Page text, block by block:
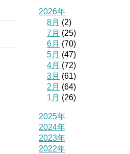
2026年
8月 (2)
7月 (25)
6月 (70)
5月 (47)
4月 (72)
3月 (61)
2月 (64)
1月 (26)
2025年
2024年
2023年
2022年